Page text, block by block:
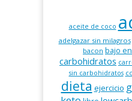
aceite de coco
adelgazar sin milagros
bacon bajo
carbohidratos
sin carbohidratos
dieta ejercicio